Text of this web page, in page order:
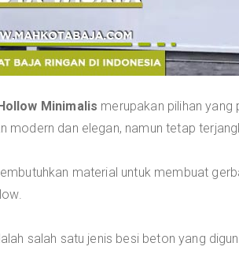
Minimalis merupakan pilihan
modern dan elegan, namun tetap
material untuk membuat
salah satu jenis besi beton yang